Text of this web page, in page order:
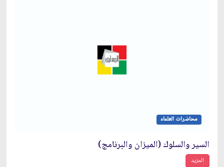
محاضرات العلماء
السير والسلوك (الميزان والبرنامج)
المزيد